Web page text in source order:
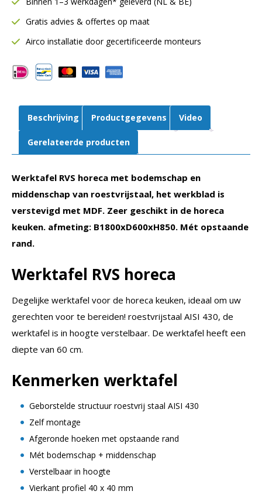
met
schappen
Gratis advies & offertes op maat
Airco installatie door gecertificeerde monteurs
Beschrijving Productgegevens Video
Gerelateerde producten
Werktafel RVS horeca met bodemschap en
middenschap van roestvrijstaal, het werkblad is
verstevigd met MDF. Zeer geschikt in de horeca
keuken. afmeting: B1800xD600xH850. Mét opstaande
rand.
Werktafel RVS horeca
Degelijke werktafel voor de horeca keuken, ideaal om uw
gerechten voor te bereiden! roestvrijstaal AISI 430, de
werktafel is in hoogte verstelbaar. De werktafel heeft een
diepte van 60 cm.
Kenmerken werktafel
Geborstelde structuur roestvrij staal AISI 430
Zelf montage
Afgeronde hoeken met opstaande rand
Mét bodemschap + middenschap
Verstelbaar in hoogte
Vierkant profiel 40 x 40 mm